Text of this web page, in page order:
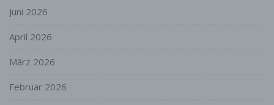
Juni 2026
April 2026
März 2026
Februar 2026
Cookies verwendet, muss beispielsweise nicht bei
Zugangsdaten eingeben, weil dies von der
des Benutzers abgelegten Cookie übernommen
merkt sich die Artikel, die ein Kunde in den